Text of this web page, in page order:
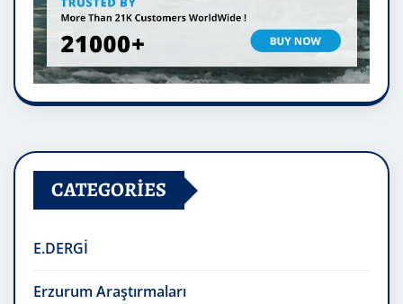
CATEGORIES
E.DERGİ
Erzurum Araştırmaları